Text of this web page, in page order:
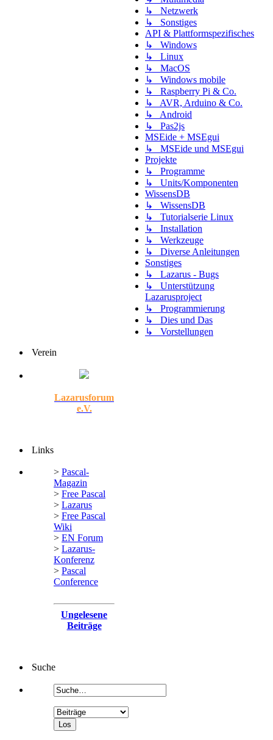
↳ Netzwerk
↳ Sonstiges
API & Plattformspezifisches
↳ Windows
↳ Linux
↳ MacOS
↳ Windows mobile
↳ Raspberry Pi & Co.
↳ AVR, Arduino & Co.
↳ Android
↳ Pas2js
MSEide + MSEgui
↳ MSEide und MSEgui
Projekte
↳ Programme
↳ Units/Komponenten
WissensDB
↳ WissensDB
↳ Tutorialserie Linux
↳ Installation
↳ Werkzeuge
↳ Diverse Anleitungen
Sonstiges
↳ Lazarus - Bugs
↳ Unterstützung
Lazarusproject
↳ Programmierung
↳ Dies und Das
↳ Vorstellungen
Verein
Lazarusforum
e.V.
Links
> Pascal-
Magazin
> Free Pascal
> Lazarus
> Free Pascal
Wiki
> EN Forum
> Lazarus-
Konferenz
> Pascal
Conference
Ungelesene
Beiträge
Suche